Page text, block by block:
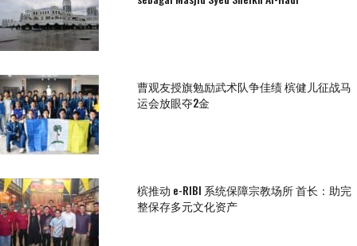
曹观友授旗勉励武术队争佳绩 槟健儿征战马
运会放眼夺2金
槟推动 e-RIBI 系统保障宗教场所 首长：助完
整保存多元文化资产